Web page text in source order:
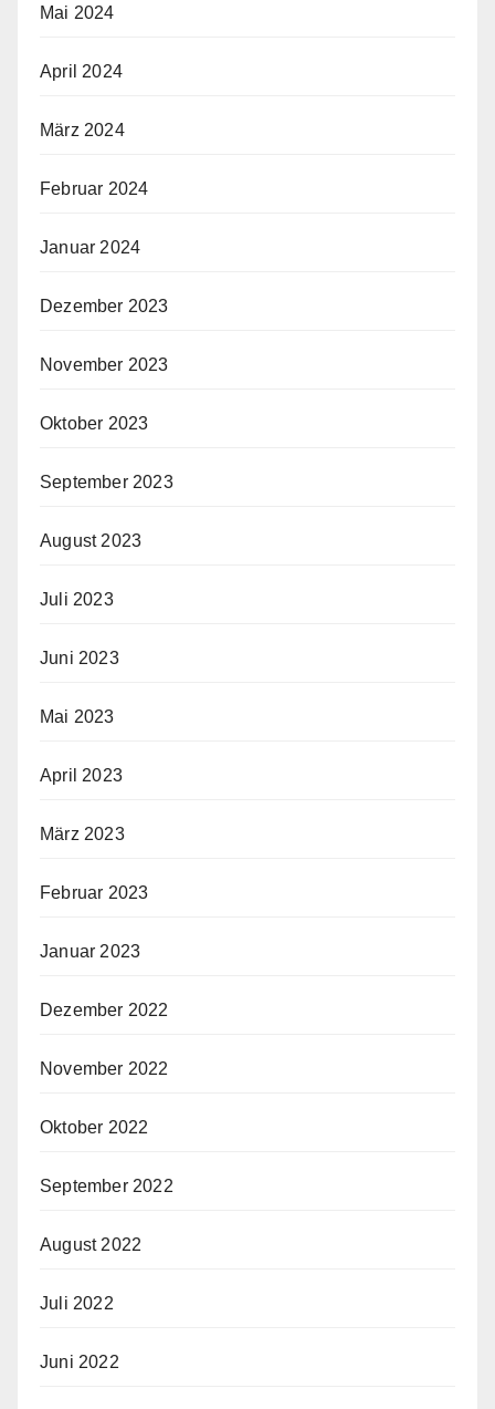
Mai 2024
April 2024
März 2024
Februar 2024
Januar 2024
Dezember 2023
November 2023
Oktober 2023
September 2023
August 2023
Juli 2023
Juni 2023
Mai 2023
April 2023
März 2023
Februar 2023
Januar 2023
Dezember 2022
November 2022
Oktober 2022
September 2022
August 2022
Juli 2022
Juni 2022